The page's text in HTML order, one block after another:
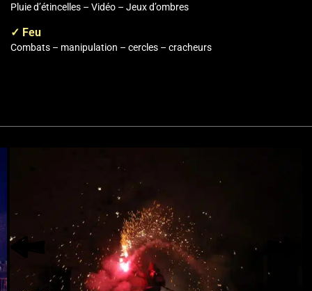
Pluie d’étincelles – Vidéo – Jeux d’ombres
✓ Feu
Combats – manipulation – cercles – cracheurs